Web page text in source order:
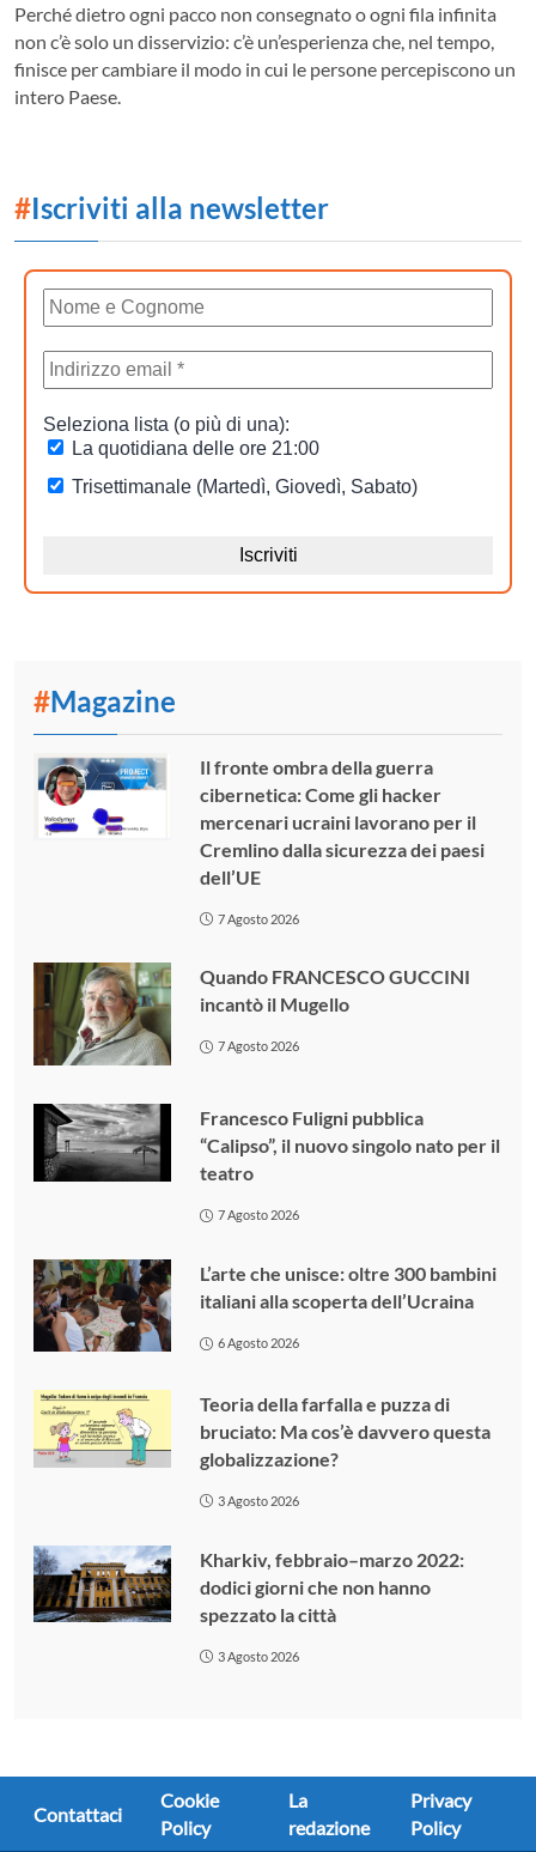
Perché dietro ogni pacco non consegnato o ogni fila infinita
non c’è solo un disservizio: c’è un’esperienza che, nel tempo,
finisce per cambiare il modo in cui le persone percepiscono un
intero Paese.
#Iscriviti alla newsletter
#Magazine
Il fronte ombra della guerra
cibernetica: Come gli hacker
mercenari ucraini lavorano per il
Cremlino dalla sicurezza dei paesi
dell’UE
7 Agosto 2026
Quando FRANCESCO GUCCINI
incantò il Mugello
7 Agosto 2026
Francesco Fuligni pubblica
“Calipso”, il nuovo singolo nato per il
teatro
7 Agosto 2026
L’arte che unisce: oltre 300 bambini
italiani alla scoperta dell’Ucraina
6 Agosto 2026
Teoria della farfalla e puzza di
bruciato: Ma cos’è davvero questa
globalizzazione?
3 Agosto 2026
Kharkiv, febbraio–marzo 2022:
dodici giorni che non hanno
spezzato la città
3 Agosto 2026
Contattaci
Cookie
Policy
La
redazione
Privacy
Policy